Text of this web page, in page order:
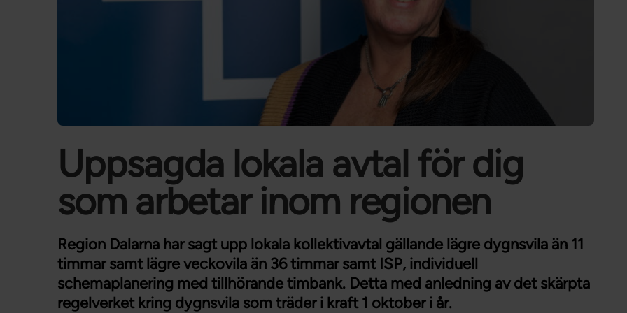
Förtroendevald
Student
Chef
Uppsagda lokala avtal för dig
som arbetar inom regionen
Region Dalarna har sagt upp lokala kollektivavtal gällande lägre dygnsvila än 11
timmar samt lägre veckovila än 36 timmar samt ISP, individuell
schemaplanering med tillhörande timbank. Detta med anledning av det skärpta
regelverket kring dygnsvila som träder i kraft 1 oktober i år.